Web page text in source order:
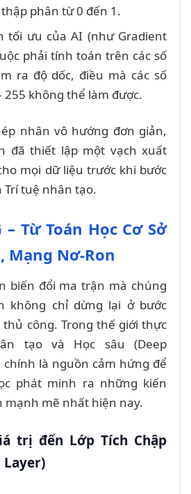
thập phân từ 0 đến 1.
tối ưu của AI (như Gradient
phải tính toán trên các số
ra độ dốc, điều mà các số
255 không thể làm được.
nhân vô hướng đơn giản,
đã thiết lập một vạch xuất
mọi dữ liệu trước khi bước
Trí tuệ nhân tạo.
– Từ Toán Học Cơ Sở
Mạng Nơ-Ron
biến đổi ma trận mà chúng
không chỉ dừng lại ở bước
thủ công. Trong thế giới thực
tạo và Học sâu (Deep
chính là nguồn cảm hứng để
phát minh ra những kiến
mạnh mẽ nhất hiện nay.
trị đến Lớp Tích Chập